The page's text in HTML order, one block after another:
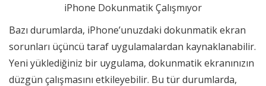
iPhone Dokunmatik Çalışmıyor
Bazı durumlarda, iPhone’unuzdaki dokunmatik ekran
sorunları üçüncü taraf uygulamalardan kaynaklanabilir.
Yeni yüklediğiniz bir uygulama, dokunmatik ekranınızın
düzgün çalışmasını etkileyebilir. Bu tür durumlarda,